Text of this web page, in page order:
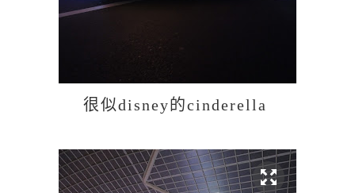
很似disney的cinderella